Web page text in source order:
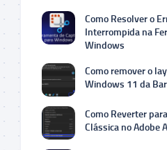
Como Resolver o
Interrompida na
Windows
Como remover o
Windows 11 da
Como Reverter
Clássica no Adobe